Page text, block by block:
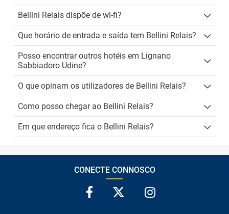
Bellini Relais dispõe de wi-fi?
Que horário de entrada e saída tem Bellini Relais?
Posso encontrar outros hotéis em Lignano
Sabbiadoro Udine?
O que opinam os utilizadores de Bellini Relais?
Como posso chegar ao Bellini Relais?
Em que endereço fica o Bellini Relais?
CONECTE CONNOSCO